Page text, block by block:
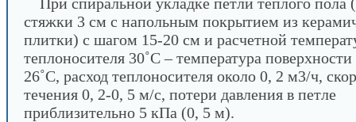
стяжки 3 см с напольным покрытием из
плитки) с шагом 15-20 см и расчетной
теплоносителя 30˚С – температура
26˚С, расход теплоносителя около 0, 2 м3/ч,
течения 0, 2-0, 5 м/с, потери давления в петле
приблизительно 5 кПа (0, 5 м).